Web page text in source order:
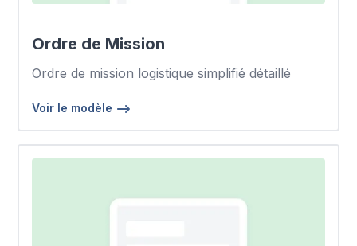
Ordre de Mission
Ordre de mission logistique simplifié détaillé
Voir le modèle